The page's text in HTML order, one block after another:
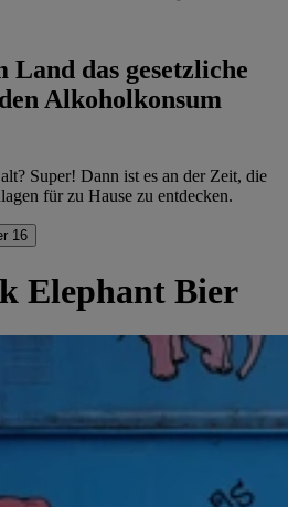
Land das gesetzliche
Alkoholkonsum
Super! Dann ist es an der Zeit, die
für zu Hause zu entdecken.
16
Elephant Bier